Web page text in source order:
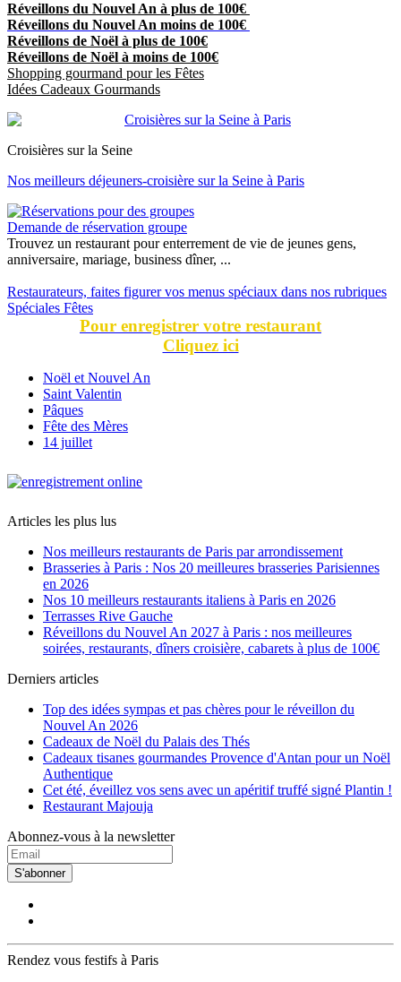
Réveillons du Nouvel An à plus de 100€
Réveillons du Nouvel An moins de 100€
Réveillons de Noël à plus de 100€
Réveillons de Noël à moins de 100€
Shopping gourmand pour les Fêtes
Idées Cadeaux Gourmands
Croisières sur la Seine
Nos meilleurs déjeuners-croisière sur la Seine à Paris
Demande de réservation groupe
Trouvez un restaurant pour enterrement de vie de jeunes gens,
anniversaire, mariage, business dîner, ...
Restaurateurs, faites figurer vos menus spéciaux dans nos rubriques
Spéciales Fêtes
Pour enregistrer votre restaurant
Cliquez ici
Noël et Nouvel An
Saint Valentin
Pâques
Fête des Mères
14 juillet
Articles les plus lus
Nos meilleurs restaurants de Paris par arrondissement
Brasseries à Paris : Nos 20 meilleures brasseries Parisiennes
en 2026
Nos 10 meilleurs restaurants italiens à Paris en 2026
Terrasses Rive Gauche
Réveillons du Nouvel An 2027 à Paris : nos meilleures
soirées, restaurants, dîners croisière, cabarets à plus de 100€
Derniers articles
Top des idées sympas et pas chères pour le réveillon du
Nouvel An 2026
Cadeaux de Noël du Palais des Thés
Cadeaux tisanes gourmandes Provence d'Antan pour un Noël
Authentique
Cet été, éveillez vos sens avec un apéritif truffé signé Plantin !
Restaurant Majouja
Abonnez-vous à la newsletter
S'abonner
Rendez vous festifs à Paris